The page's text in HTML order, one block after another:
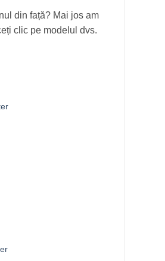
din față? Mai jos am
clic pe modelul dvs.